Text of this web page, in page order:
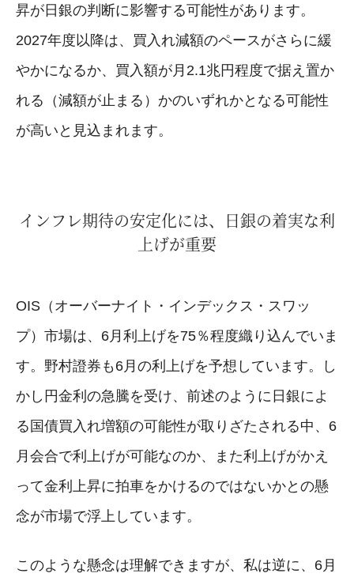
昇が日銀の判断に影響する可能性があります。
2027年度以降は、買入れ減額のペースがさらに緩
やかになるか、買入額が月2.1兆円程度で据え置か
れる（減額が止まる）かのいずれかとなる可能性
が高いと見込まれます。
インフレ期待の安定化には、日銀の着実な利
上げが重要
OIS（オーバーナイト・インデックス・スワッ
プ）市場は、6月利上げを75％程度織り込んでいま
す。野村證券も6月の利上げを予想しています。し
かし円金利の急騰を受け、前述のように日銀によ
る国債買入れ増額の可能性が取りざたされる中、6
月会合で利上げが可能なのか、また利上げがかえ
って金利上昇に拍車をかけるのではないかとの懸
念が市場で浮上しています。
このような懸念は理解できますが、私は逆に、6月